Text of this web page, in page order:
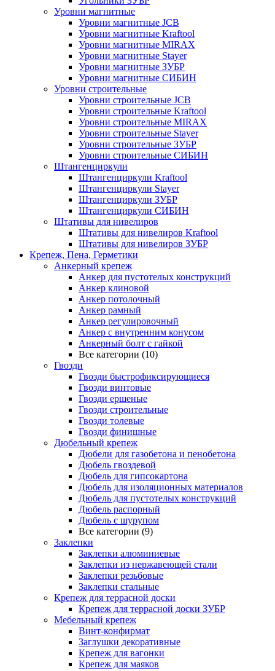
Уровни магнитные
Уровни магнитные JCB
Уровни магнитные Kraftool
Уровни магнитные MIRAX
Уровни магнитные Stayer
Уровни магнитные ЗУБР
Уровни магнитные СИБИН
Уровни строительные
Уровни строительные JCB
Уровни строительные Kraftool
Уровни строительные MIRAX
Уровни строительные Stayer
Уровни строительные ЗУБР
Уровни строительные СИБИН
Штангенциркули
Штангенциркули Kraftool
Штангенциркули Stayer
Штангенциркули ЗУБР
Штангенциркули СИБИН
Штативы для нивелиров
Штативы для нивелиров Kraftool
Штативы для нивелиров ЗУБР
Крепеж, Пена, Герметики
Анкерный крепеж
Анкер для пустотелых конструкций
Анкер клиновой
Анкер потолочный
Анкер рамный
Анкер регулировочный
Анкер с внутренним конусом
Анкерный болт с гайкой
Все категории (10)
Гвозди
Гвозди быстрофиксирующиеся
Гвозди винтовые
Гвозди ершеные
Гвозди строительные
Гвозди толевые
Гвозди финишные
Дюбельный крепеж
Дюбели для газобетона и пенобетона
Дюбель гвоздевой
Дюбель для гипсокартона
Дюбель для изоляционных материалов
Дюбель для пустотелых конструкций
Дюбель распорный
Дюбель с шурупом
Все категории (9)
Заклепки
Заклепки алюминиевые
Заклепки из нержавеющей стали
Заклепки резьбовые
Заклепки стальные
Крепеж для террасной доски
Крепеж для террасной доски ЗУБР
Мебельный крепеж
Винт-конфирмат
Заглушки декоративные
Крепеж для вагонки
Крепеж для маяков